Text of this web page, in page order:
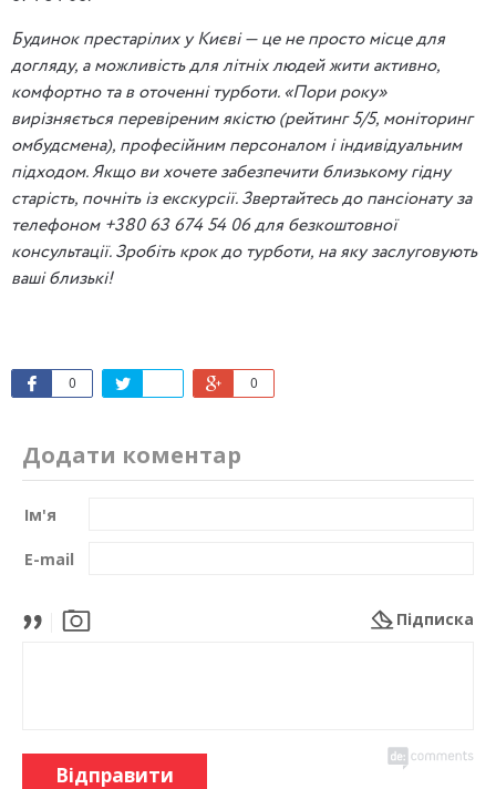
Будинок престарілих у Києві — це не просто місце для
догляду, а можливість для літніх людей жити активно,
комфортно та в оточенні турботи. «Пори року»
вирізняється перевіреним якістю (рейтинг 5/5, моніторинг
омбудсмена), професійним персоналом і індивідуальним
підходом. Якщо ви хочете забезпечити близькому гідну
старість, почніть із екскурсії. Звертайтесь до пансіонату за
телефоном +380 63 674 54 06 для безкоштовної
консультації. Зробіть крок до турботи, на яку заслуговують
ваші близькі!
0 0
Додати коментар
Ім'я
E-mail
Підписка
Відправити